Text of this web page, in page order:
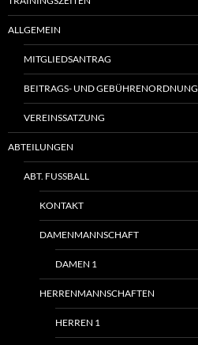
ALLGEMEIN
MITGLIEDSANTRAG
BEITRAGS- UND GEBÜHRENORDNUNG
VEREINSSATZUNG
ABTEILUNGEN
ABT. FUSSBALL
KONTAKT
DAMENMANNSCHAFT
DAMEN 1
HERRENMANNSCHAFTEN
HERREN 1